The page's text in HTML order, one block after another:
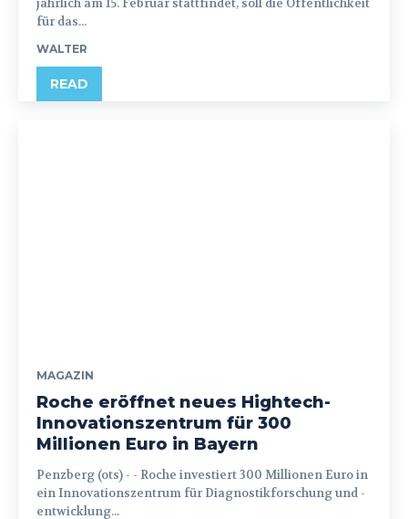
jährlich am 15. Februar stattfindet, soll die Öffentlichkeit
für das...
WALTER
READ
MAGAZIN
Roche eröffnet neues Hightech-
Innovationszentrum für 300
Millionen Euro in Bayern
Penzberg (ots) - - Roche investiert 300 Millionen Euro in
ein Innovationszentrum für Diagnostikforschung und -
entwicklung...